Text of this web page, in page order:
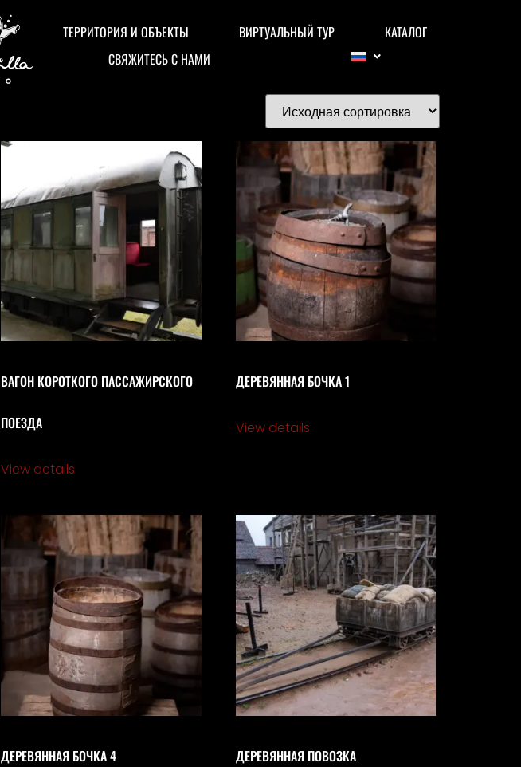
ТЕРРИТОРИЯ И ОБЪЕКТЫ ВИРТУАЛЬНЫЙ ТУР
КАТАЛОГ
СВЯЖИТЕСЬ С НАМИ
ВАГОН КОРОТКОГО ПАССАЖИРСКОГО
ПОЕЗДА
View details
ДЕРЕВЯННАЯ БОЧКА 1
View details
ДЕРЕВЯННАЯ БОЧКА 4 ДЕРЕВЯННАЯ ПОВОЗКА